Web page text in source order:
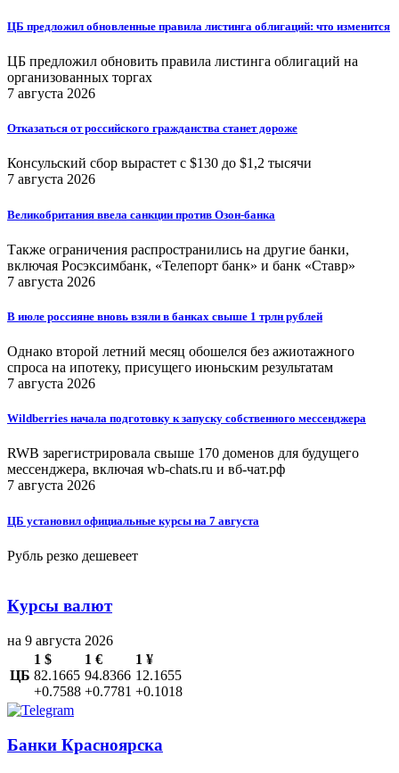
ЦБ предложил обновленные правила листинга облигаций: что изменится
ЦБ предложил обновить правила листинга облигаций на
организованных торгах
7 августа 2026
Отказаться от российского гражданства станет дороже
Консульский сбор вырастет с $130 до $1,2 тысячи
7 августа 2026
Великобритания ввела санкции против Озон-банка
Также ограничения распространились на другие банки,
включая Росэксимбанк, «Телепорт банк» и банк «Ставр»
7 августа 2026
В июле россияне вновь взяли в банках свыше 1 трлн рублей
Однако второй летний месяц обошелся без ажиотажного
спроса на ипотеку, присущего июньским результатам
7 августа 2026
Wildberries начала подготовку к запуску собственного мессенджера
RWB зарегистрировала свыше 170 доменов для будущего
мессенджера, включая wb-chats.ru и вб-чат.рф
7 августа 2026
ЦБ установил официальные курсы на 7 августа
Рубль резко дешевеет
Курсы валют
на 9 августа 2026
ЦБ
1 $
82.1665
+0.7588
1 €
94.8366
+0.7781
1 ¥
12.1655
+0.1018
Банки Красноярска